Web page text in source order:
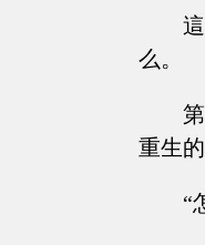
么。
重生
“